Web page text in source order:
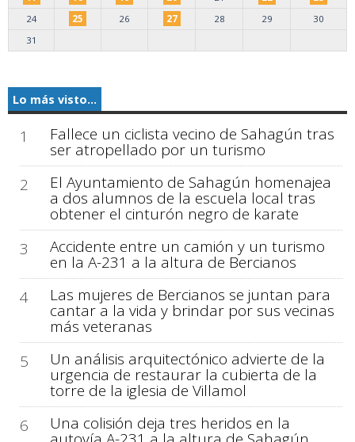
24
25 26 27 28 29
30
31
Lo más visto...
1 Fallece un ciclista vecino de Sahagún tras
ser atropellado por un turismo
2
El Ayuntamiento de Sahagún homenajea
a dos alumnos de la escuela local tras
obtener el cinturón negro de karate
3
Accidente entre un camión y un turismo
en la A-231 a la altura de Bercianos
4
Las mujeres de Bercianos se juntan para
cantar a la vida y brindar por sus vecinas
más veteranas
5
Un análisis arquitectónico advierte de la
urgencia de restaurar la cubierta de la
torre de la iglesia de Villamol
6
Una colisión deja tres heridos en la